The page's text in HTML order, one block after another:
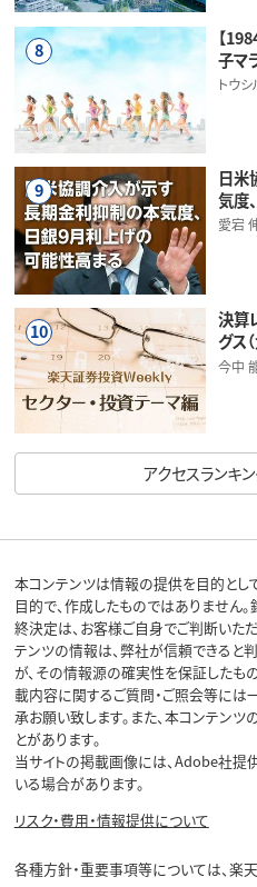
8
【
子マ
トウ
9
日米
気度
愛宕
10
決算
グス
今中
アクセスランキ
本コンテンツは情報の提供を目的とし
目的で、作成したものではありません
終決定は、お客様ご自身でご判断いた
テンツの情報は、弊社が信頼できると
が、その情報源の確実性を保証したも
載内容に関するご質問・ご照会等に
承お願い致します。また、本コンテン
とがあります。
当サイトの掲載画像には、Adobe社提
いる場合があります。
リスク・費用・情報提供について
各種方針・重要事項等については、楽